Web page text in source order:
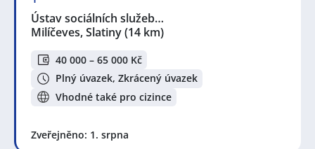
Ústav sociálních služeb…
Milíčeves, Slatiny(14 km)
40 000 – 65 000 Kč
Plný úvazek, Zkrácený úvazek
Vhodné také pro cizince
Zveřejněno: 1. srpna